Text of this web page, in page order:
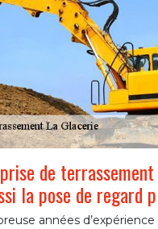
de
la pose de regard
années